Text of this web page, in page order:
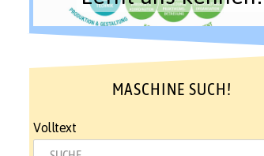
MASCHINE SUCH!
Volltext